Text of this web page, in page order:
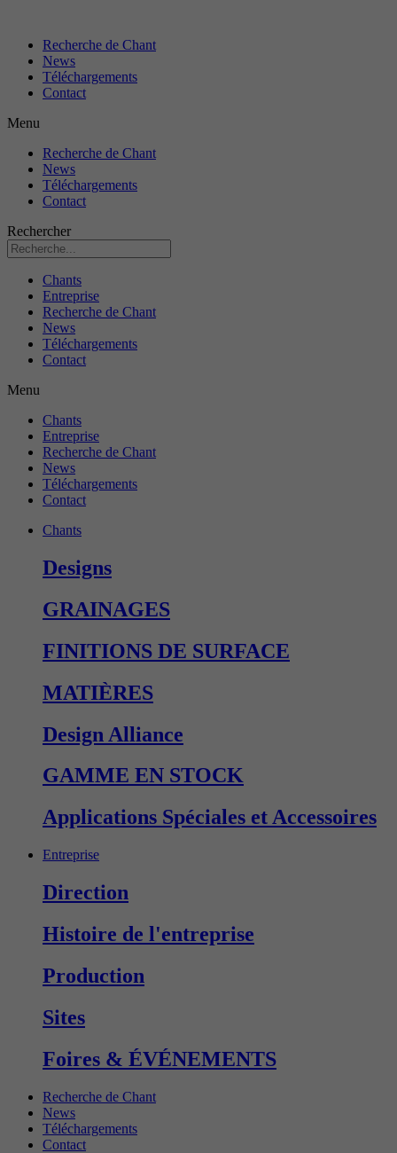
Recherche de Chant
News
Téléchargements
Contact
Menu
Recherche de Chant
News
Téléchargements
Contact
Rechercher
Chants
Entreprise
Recherche de Chant
News
Téléchargements
Contact
Menu
Chants
Entreprise
Recherche de Chant
News
Téléchargements
Contact
Chants
Designs
GRAINAGES
FINITIONS DE SURFACE
MATIÈRES
Design Alliance
GAMME EN STOCK
Applications Spéciales et Accessoires
Entreprise
Direction
Histoire de l'entreprise
Production
Sites
Foires & ÉVÉNEMENTS
Recherche de Chant
News
Téléchargements
Contact